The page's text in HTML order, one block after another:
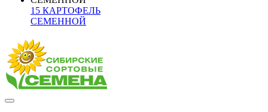
15 КАРТОФЕЛЬ
СЕМЕННОЙ